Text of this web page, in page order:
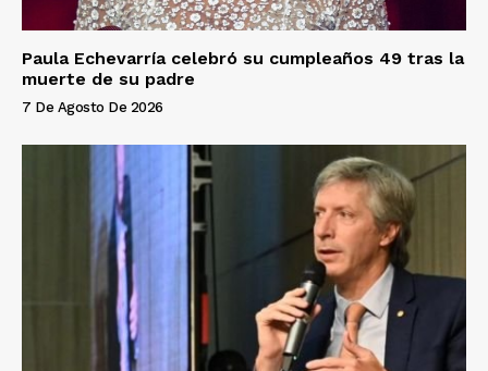
Paula Echevarría celebró su cumpleaños 49 tras la
muerte de su padre
7 De Agosto De 2026